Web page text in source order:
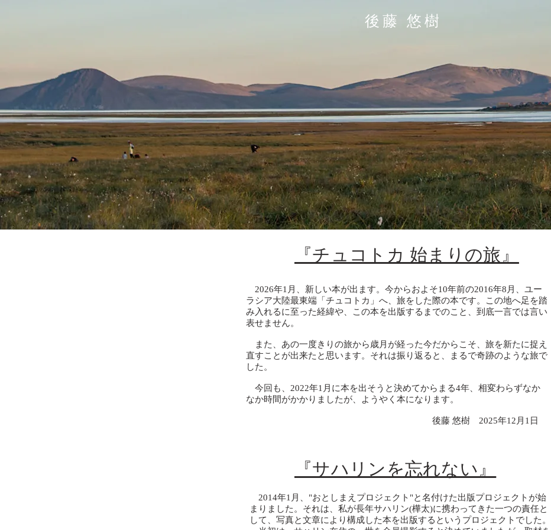
後藤 悠樹
『チュコトカ 始まりの旅』
2026年1月、新しい本が出ます。 今からおよそ10年前の2016年8月、ユー
ラシア大陸最東端「チュコトカ」へ、旅をした際の本です。
この地へ足を踏
み入れるに至った経緯や、この本を出版するまでのこと、到底一言では言い
表せません。
また、あの一度きりの旅から歳月が経った今だからこそ、旅を新たに捉え
直すことが出来たと思います。それは振り返ると、まるで奇跡のような旅で
した。
今回も、2022年1月に本を出そうと決めてからまる4年、相変わらずなか
なか時間がかかりましたが、ようやく本になります。
後藤 悠樹 2025年12月1日
『サハリンを忘れない』
2014年1月、"おとしまえプロジェクト"と名付けた出版プロジェクトが始
まりました。それは、私が長年サハリン(樺太)に携わってきた一つの責任と
して、写真と文章により構成した本を出版するというプロジェクトでした。​